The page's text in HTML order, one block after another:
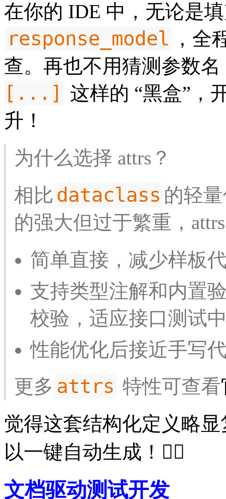
在你的 IDE 中，无论是
response_model
，全
查。再也不用猜测参数
[...]
这样的 “黑盒”，
升！
为什么选择 attrs？
相比 dataclass 的轻
的强大但过于繁重，
简单直接，减少样板
支持类型注解和内置
校验，适应接口测试
性能优化后接近手写
更多 attrs 特性可查看
觉得这套结构化定义略
以一键自动生成！👇🏻
文档驱动测试开发